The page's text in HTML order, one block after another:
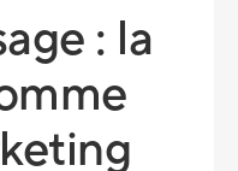
: la